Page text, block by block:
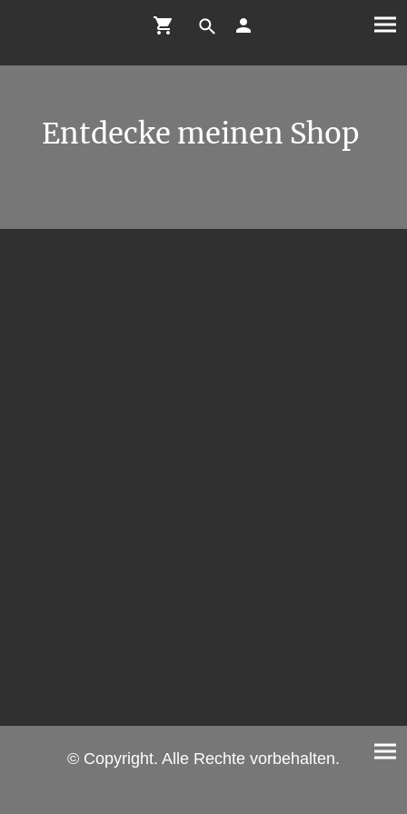
Entdecke meinen Shop
© Copyright. Alle Rechte vorbehalten.